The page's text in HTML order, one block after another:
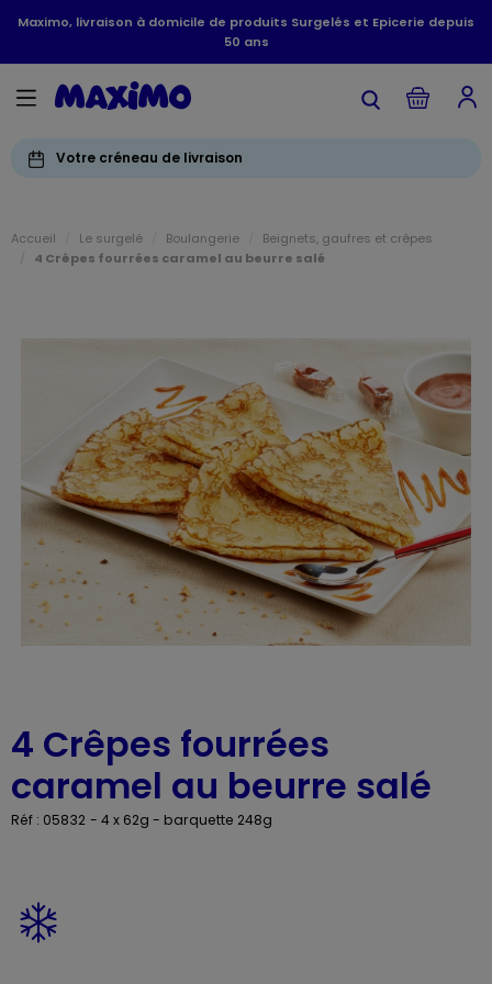
Maximo, livraison à domicile de produits Surgelés et Epicerie depuis
50 ans
Votre créneau de livraison
Accueil Le surgelé Boulangerie
Beignets, gaufres et crêpes
4 Crêpes fourrées caramel au beurre salé
4 Crêpes fourrées
caramel au beurre salé
Réf : 05832 - 4 x 62g - barquette 248g